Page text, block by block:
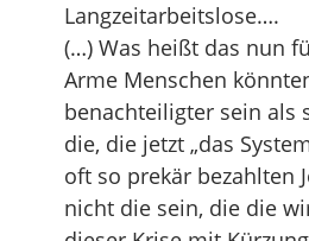
Langzeitarbeitslose….
(…) Was heißt das nun
Arme Menschen
benachteiligter sein als
die, die jetzt „das
oft so prekär bezahlten
nicht die sein, die die